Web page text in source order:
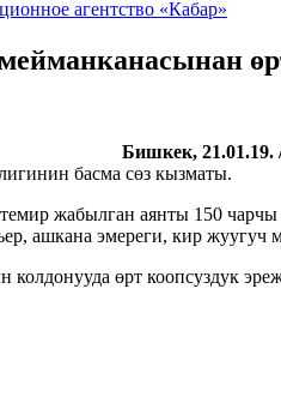
Бишкек, 21.01.19.
басма сөз кызматы.
жабылган аянты 150
ашкана эмереги, кир жуугуч
өрт коопсуздук